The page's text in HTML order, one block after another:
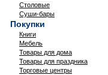
Столовые
Суши-бары
Покупки
Книги
Мебель
Товары для дома
Товары для праздника
Торговые центры